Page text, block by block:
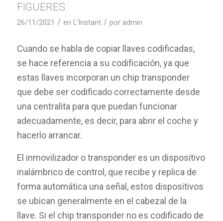
FIGUERES
26/11/2021 / en L'Instant / por admin
Cuando se habla de copiar llaves codificadas,
se hace referencia a su codificación, ya que
estas llaves incorporan un chip transponder
que debe ser codificado correctamente desde
una centralita para que puedan funcionar
adecuadamente, es decir, para abrir el coche y
hacerlo arrancar.
El inmovilizador o transponder es un dispositivo
inalámbrico de control, que recibe y replica de
forma automática una señal, estos dispositivos
se ubican generalmente en el cabezal de la
llave. Si el chip transponder no es codificado de